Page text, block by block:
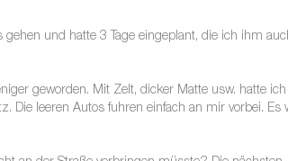
und hatte 3 Tage eingeplant, die ich ihm
geworden. Mit Zelt, dicker Matte usw. hatte
Die leeren Autos fuhren einfach an mir vorbei. Es